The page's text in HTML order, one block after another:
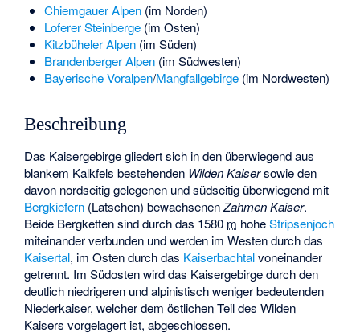
Chiemgauer Alpen(im Norden)
Loferer Steinberge(im Osten)
Kitzbüheler Alpen(im Süden)
Brandenberger Alpen(im Südwesten)
Bayerische Voralpen/Mangfallgebirge(im Nordwesten)
Beschreibung
Das Kaisergebirge gliedert sich in den überwiegend aus
blankem Kalkfels bestehenden Wilden Kaisersowie den
davon nordseitig gelegenen und südseitig überwiegend mit
Bergkiefern (Latschen) bewachsenenZahmen Kaiser.
Beide Bergketten sind durch das 1580 m hoheStripsenjoch
miteinander verbunden und werden im Westen durch das
Kaisertal, im Osten durch das Kaiserbachtalvoneinander
getrennt. Im Südosten wird das Kaisergebirge durch den
deutlich niedrigeren und alpinistisch weniger bedeutenden
Niederkaiser, welcher dem östlichen Teil des Wilden
Kaisers vorgelagert ist, abgeschlossen.